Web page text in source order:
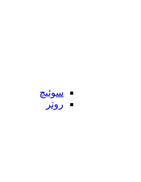
سوئیچ
روتر